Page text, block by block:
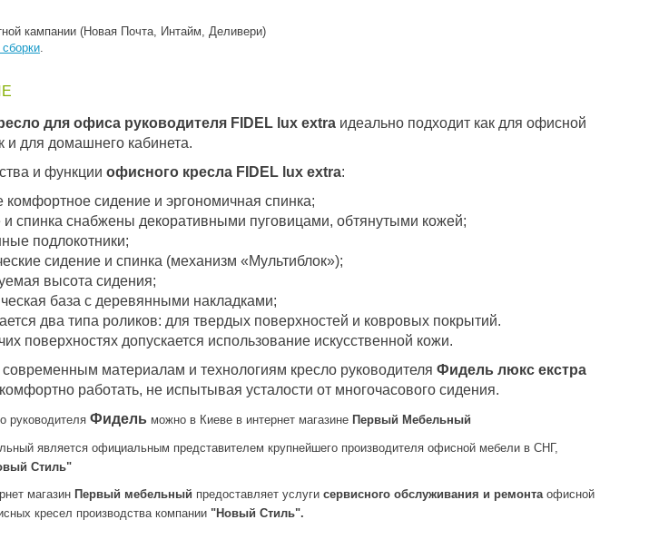
кампании (Новая Почта, Интайм, Деливери)
.
для офиса руководителя FIDEL lux extra идеально подходит как для офисной
и для домашнего кабинета.
и функции офисного кресла FIDEL lux extra:
комфортное сидение и эргономичная спинка;
и спинка снабжены декоративными пуговицами, обтянутыми кожей;
подлокотники;
сидение и спинка (механизм «Мультиблок»);
высота сидения;
база с деревянными накладками;
два типа роликов: для твердых поверхностей и ковровых покрытий.
поверхностях допускается использование искусственной кожи.
современным материалам и технологиям кресло руководителя Фидель люкс екстра
работать, не испытывая усталости от многочасового сидения.
руководителя Фидель можно в Киеве в интернет магазине Первый Мебельный
является официальным представителем крупнейшего производителя офисной мебели в СНГ,
Стиль"
магазин Первый мебельный предоставляет услуги сервисного обслуживания и ремонта офисной
кресел производства компании "Новый Стиль".